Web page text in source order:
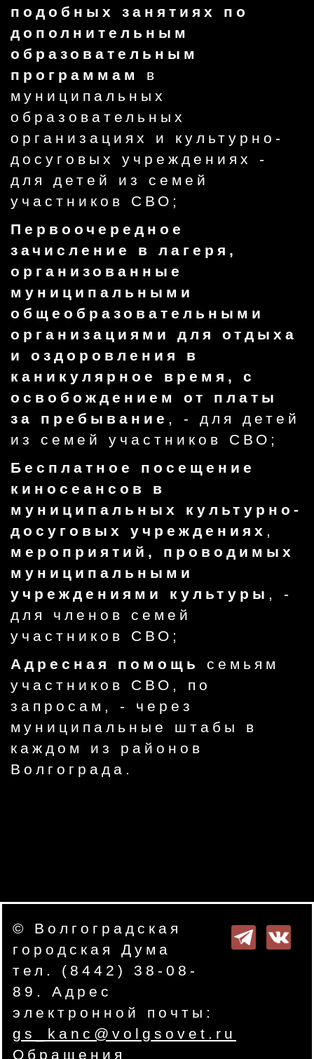
подобных занятиях по
дополнительным
образовательным
программам
в
муниципальных
образовательных
организациях и культурно-
досуговых учреждениях -
для детей из семей
участников СВО;
Первоочередное
зачисление в лагеря,
организованные
муниципальными
общеобразовательными
организациями для отдыха
и оздоровления в
каникулярное время, с
освобождением от платы
за пребывание , - для детей
из семей участников СВО;
Бесплатное посещение
киносеансов в
муниципальных культурно-
досуговых учреждениях ,
мероприятий, проводимых
муниципальными
учреждениями культуры , -
для членов семей
участников СВО;
Адресная помощь
семьям
участников СВО, по
запросам, - через
муниципальные штабы в
каждом из районов
Волгограда.
© Волгоградская
городская Дума
тел. (8442) 38-08-
89. Адрес
электронной почты:
gs_kanc@volgsovet.ru
Обращения